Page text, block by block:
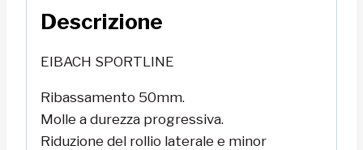
Descrizione
EIBACH SPORTLINE
Ribassamento 50mm.
Molle a durezza progressiva.
Riduzione del rollio laterale e minor